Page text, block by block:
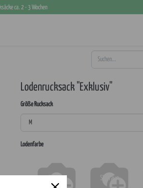
ca. 2 - 3 Wochen
Lodenrucksack "Exklusiv"
Größe Rucksack
Lodenfarbe
SL braun